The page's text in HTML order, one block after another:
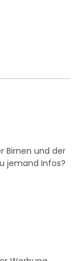
Birnen und der
jemand Infos?